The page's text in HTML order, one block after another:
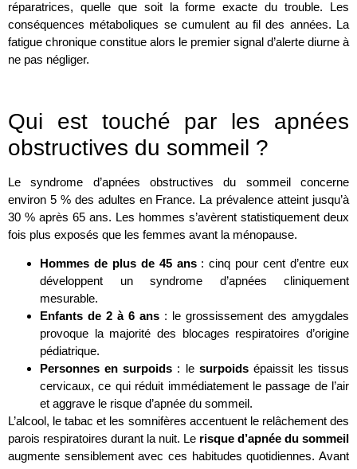
réparatrices, quelle que soit la forme exacte du trouble. Les
conséquences métaboliques se cumulent au fil des années. La
fatigue chronique constitue alors le premier signal d’alerte diurne à
ne pas négliger.
Qui est touché par les apnées
obstructives du sommeil ?
Le syndrome d’apnées obstructives du sommeil concerne
environ 5 % des adultes en France. La prévalence atteint jusqu’à
30 % après 65 ans. Les hommes s’avèrent statistiquement deux
fois plus exposés que les femmes avant la ménopause.
Hommes de plus de 45 ans: cinq pour cent d’entre eux
développent un syndrome d’apnées cliniquement
mesurable.
Enfants de 2 à 6 ans : le grossissement des amygdales
provoque la majorité des blocages respiratoires d’origine
pédiatrique.
Personnes en surpoids : le surpoidsépaissit les tissus
cervicaux, ce qui réduit immédiatement le passage de l’air
et aggrave le risque d’apnée du sommeil.
L’alcool, le tabac et les somnifères accentuent le relâchement des
parois respiratoires durant la nuit. Le risque d’apnée du sommeil
augmente sensiblement avec ces habitudes quotidiennes. Avant